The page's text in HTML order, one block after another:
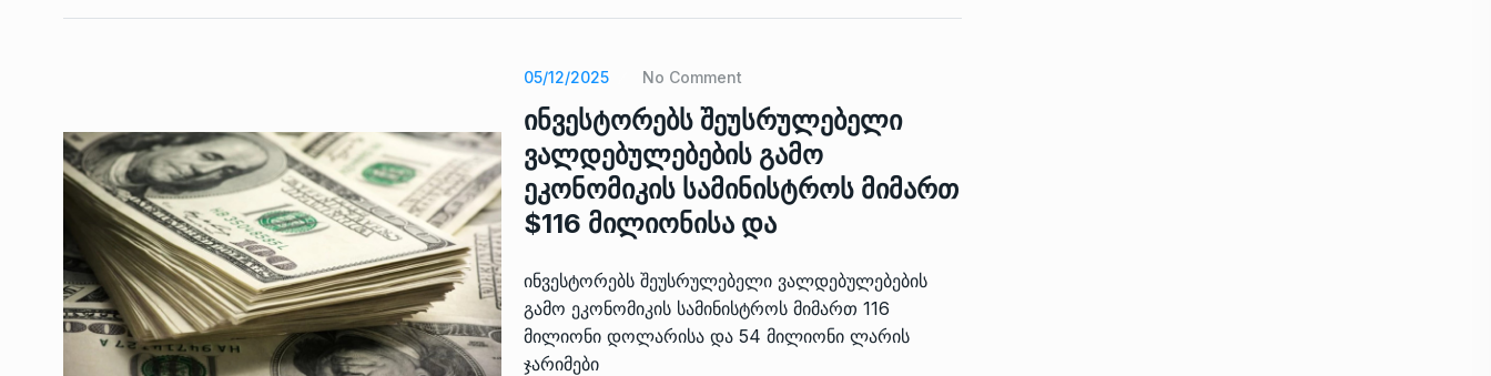
05/12/2025 No Comment
ინვესტორებს შეუსრულებელი
ვალდებულებების გამო
ეკონომიკის სამინისტროს მიმართ
$116 მილიონისა და
ინვესტორებს შეუსრულებელი ვალდებულებების
გამო ეკონომიკის სამინისტროს მიმართ 116
მილიონი დოლარისა და 54 მილიონი ლარის
ჯარიმები